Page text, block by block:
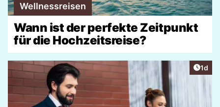
Wellnessreisen
Wann ist der perfekte Zeitpunkt
für die Hochzeitsreise?
1d